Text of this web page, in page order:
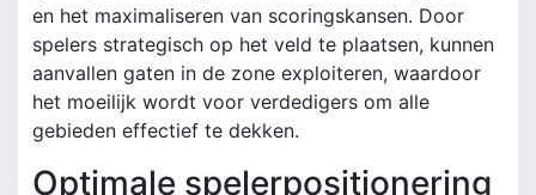
en het maximaliseren van scoringskansen. Door
spelers strategisch op het veld te plaatsen, kunnen
aanvallen gaten in de zone exploiteren, waardoor
het moeilijk wordt voor verdedigers om alle
gebieden effectief te dekken.
Optimale spelerpositionering